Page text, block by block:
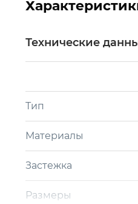
Технические
Тип
Материалы
Застежка
Размеры